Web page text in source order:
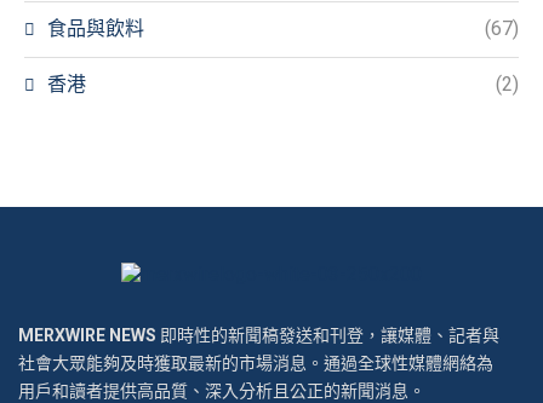
食品與飲料 (67)
香港 (2)
MERXWIRE NEWS 即時性的新聞稿發送和刊登，讓媒體、記者與
社會大眾能夠及時獲取最新的市場消息。通過全球性媒體網絡為
用戶和讀者提供高品質、深入分析且公正的新聞消息。